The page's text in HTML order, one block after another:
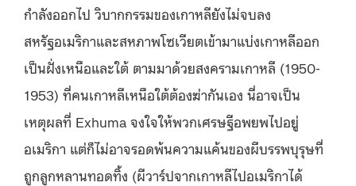
กำลังออกไป วิบากกรรมของเกาหลียังไม่จบลง
สหรัฐอเมริกาและสหภาพโซเวียตเข้ามาแบ่งเกาหลีออก
เป็นฝั่งเหนือและใต้ ตามมาด้วยสงครามเกาหลี (1950-
1953) ที่คนเกาหลีเหนือใต้ต้องฆ่ากันเอง นี่อาจเป็น
เหตุผลที่ Exhuma จงใจให้พวกเศรษฐีอพยพไปอยู่
อเมริกา แต่ก็ไม่อาจรอดพ้นความแค้นของผีบรรพบุรุษที่
ถูกลูกหลานทอดทิ้ง (ผีวาร์ปจากเกาหลีไปอเมริกาได้